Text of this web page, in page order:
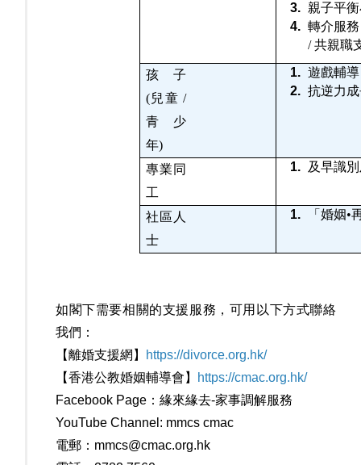
親子平
轉介服
/ 共親職
孩子
(兒童 /
青少
年)
遊戲輔
抗逆力
專業同
工
及早識
社區人
士
「婚姻•
如閣下需要相關的支援服務，可用以下方式聯絡
我們：
【離婚支援網】
https://divorce.org.hk/
【香港公教婚姻輔導會】
https://cmac.org.hk/
Facebook Page：緣來緣去-家事調解服務
YouTube Channel: mmcs cmac
電郵： mmcs@cmac.org.hk